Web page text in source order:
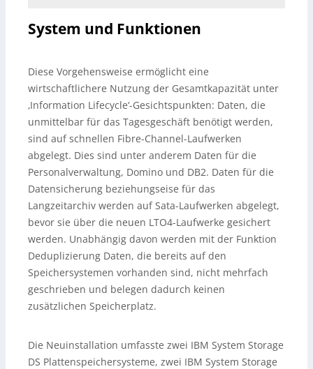
System und Funktionen
Diese Vorgehensweise ermöglicht eine
wirtschaftlichere Nutzung der Gesamtkapazität unter
‚Information Lifecycle‘-Gesichtspunkten: Daten, die
unmittelbar für das Tagesgeschäft benötigt werden,
sind auf schnellen Fibre-Channel-Laufwerken
abgelegt. Dies sind unter anderem Daten für die
Personalverwaltung, Domino und DB2. Daten für die
Datensicherung beziehungseise für das
Langzeitarchiv werden auf Sata-Laufwerken abgelegt,
bevor sie über die neuen LTO4-Laufwerke gesichert
werden. Unabhängig davon werden mit der Funktion
Deduplizierung Daten, die bereits auf den
Speichersystemen vorhanden sind, nicht mehrfach
geschrieben und belegen dadurch keinen
zusätzlichen Speicherplatz.
Die Neuinstallation umfasste zwei IBM System Storage
DS Plattenspeichersysteme, zwei IBM System Storage